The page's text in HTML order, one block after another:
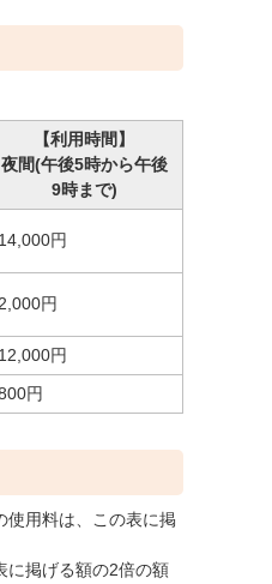
【利用時間】
夜間(午後5時から午後
9時まで)
14,000円
2,000円
12,000円
円
使用料は、この表に掲
に掲げる額の2倍の額